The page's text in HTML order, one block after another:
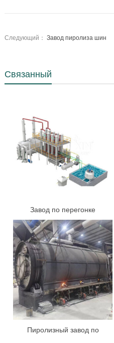
Следующий： Завод пиролиза шин
Связанный
Завод по перегонке
пиролизного масла
Пиролизный завод по